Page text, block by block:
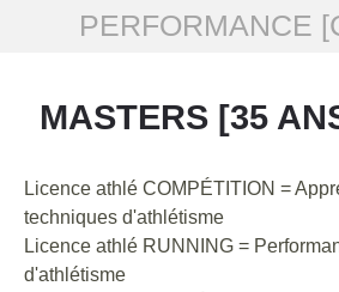
PERFORMANCE
MASTERS [35
MASTERS [35
Licence athlé COMPÉTITION =
techniques d'athlétisme
Licence athlé RUNNING =
d'athlétisme